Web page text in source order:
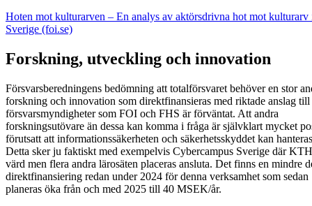
Hoten mot kulturarven – En analys av aktörsdrivna hot mot kulturarv
Sverige (foi.se)
Forskning, utveckling och innovation
Försvarsberedningens bedömning att totalförsvaret behöver en stor
forskning och innovation som direktfinansieras med riktade anslag till
försvarsmyndigheter som FOI och FHS är förväntat. Att andra
forskningsutövare än dessa kan komma i fråga är självklart mycket
förutsatt att informationssäkerheten och säkerhetsskyddet kan
Detta sker ju faktiskt med exempelvis Cybercampus Sverige där
värd men flera andra lärosäten placeras ansluta. Det finns en mindre
direktfinansiering redan under 2024 för denna verksamhet som sedan
planeras öka från och med 2025 till 40 MSEK/år.